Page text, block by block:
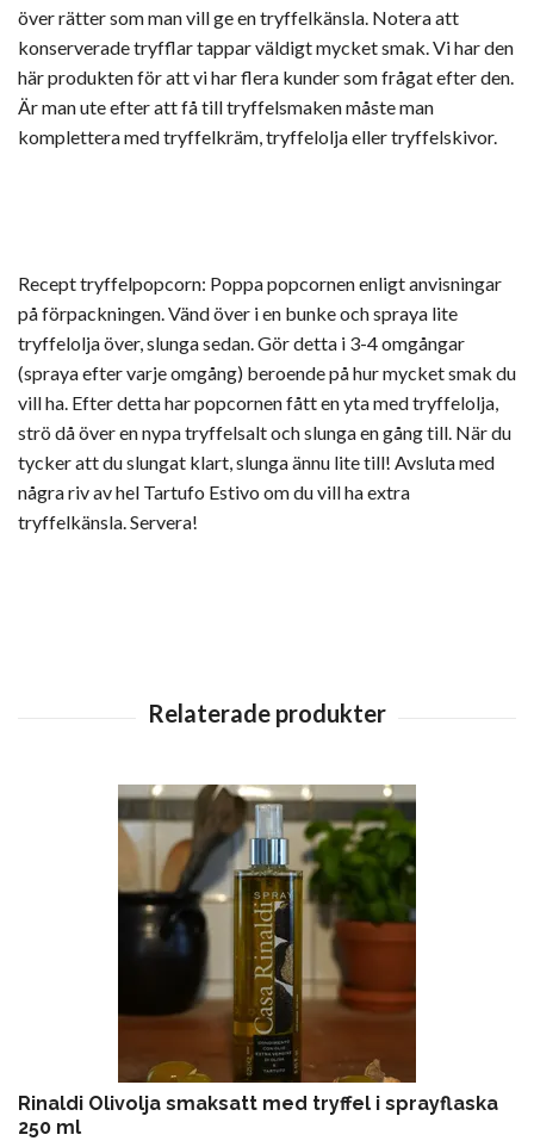
över rätter som man vill ge en tryffelkänsla. Notera att
konserverade tryfflar tappar väldigt mycket smak. Vi har den
här produkten för att vi har flera kunder som frågat efter den.
Är man ute efter att få till tryffelsmaken måste man
komplettera med tryffelkräm, tryffelolja eller tryffelskivor.
Recept tryffelpopcorn: Poppa popcornen enligt anvisningar
på förpackningen. Vänd över i en bunke och spraya lite
tryffelolja över, slunga sedan. Gör detta i 3-4 omgångar
(spraya efter varje omgång) beroende på hur mycket smak du
vill ha. Efter detta har popcornen fått en yta med tryffelolja,
strö då över en nypa tryffelsalt och slunga en gång till. När du
tycker att du slungat klart, slunga ännu lite till! Avsluta med
några riv av hel Tartufo Estivo om du vill ha extra
tryffelkänsla. Servera!
Rinaldi Olivolja smaksatt med tryffel i sprayflaska
250 ml